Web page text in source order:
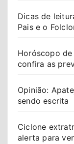
Dicas de
Pais e o
Horóscopo
confira as
Opinião:
sendo escrita
Ciclone
alerta para